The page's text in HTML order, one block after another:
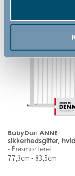
BabyDan ANNE
sikkerhedsgitter, hvid
- Presmonteret
77,3cm - 83,5cm